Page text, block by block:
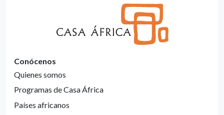
Conócenos
Quienes somos
Programas de Casa África
Países africanos